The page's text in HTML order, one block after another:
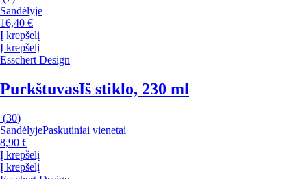
Sandėlyje
16,40 €
Į krepšelį
Į krepšelį
Esschert Design
PurkštuvasIš stiklo, 230 ml
(30)
SandėlyjePaskutiniai vienetai
8,90 €
Į krepšelį
Į krepšelį